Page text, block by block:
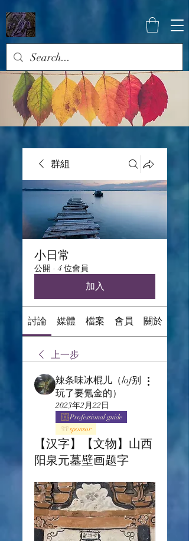
群組
小日常
公開 · 4 位會員
加入
討論 媒體 檔案 會員 關於
上一步
辣条味冰棍儿（lof别
玩了要氪金的）
2023年2月22日
Professional guide
sponsor
【汉字】【文物】山西
阳泉元墓壁画题字